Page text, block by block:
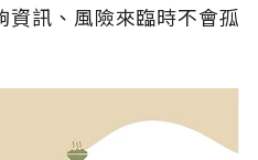
訊、風險來臨時不會孤